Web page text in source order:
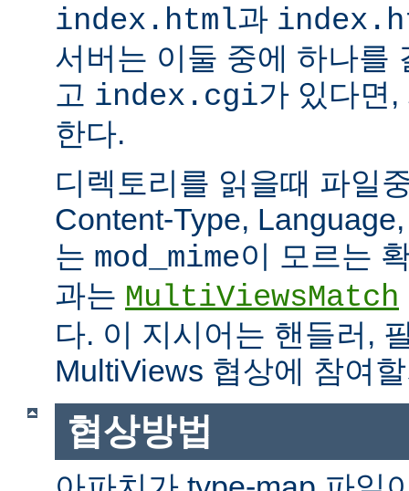
index.html과
서버는 이둘 중에 하나를
고 index.cgi가 있다면
한다.
디렉토리를 읽을때 파일
Content-Type,
는 mod_mime이 모르는
과는 MultiViewsMatch
다. 이 지시어는 핸들러,
MultiViews 협상에 참여
협상방법